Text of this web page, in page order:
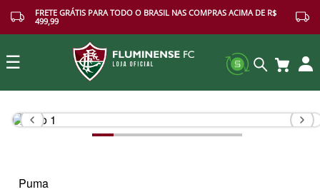
FRETE GRÁTIS PARA TODO O BRASIL NAS COMPRAS ACIMA DE R$
499,99
☰
Buscar
Puma